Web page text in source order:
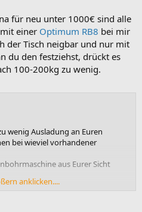
für neu unter 1000€ sind alle
einer Optimum RB8 bei mir
der Tisch neigbar und nur mit
du den festziehst, drückt es
100-200kg zu wenig.
wenig Ausladung an Euren
bei wieviel vorhandener
aus Eurer Sicht
Wahl? Gibt es sinnvolle
anklicken....